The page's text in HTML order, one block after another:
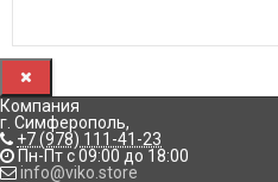
Компания
г. Симферополь,
+7 (978) 111-41-23
Пн-Пт с 09:00 до 18:00
info@viko.store